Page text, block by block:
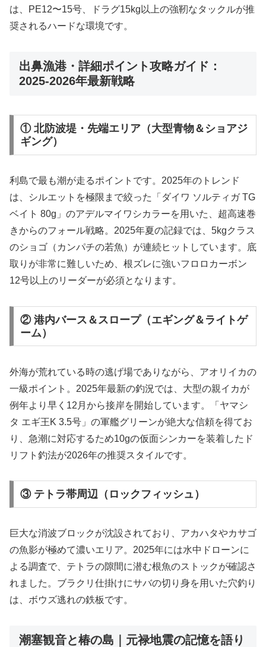
は、PE12〜15号、ドラグ15kg以上の強靭なタックルが推
奨されるハードな環境です。
出鼻漁港・詳細ポイント攻略ガイド：
2025-2026年最新戦略
① 北防波堤・先端エリア（大型青物＆ショアジ
ギング）
利島で最も潮が走るポイントです。2025年のトレンド
は、シルエットを極限まで絞った「ダイワ ソルティガ TG
ベイト 80g」のアデルマイワシカラーを用いた、超高速巻
きからのフォール戦略。2025年夏の記録では、5kgクラス
のショゴ（カンパチの若魚）が連続ヒットしています。底
取りが非常に難しいため、根ズレに強いフロロカーボン
12号以上のリーダーが必須となります。
② 港内バース＆スロープ（エギング＆ライトゲ
ーム）
外海が荒れている時の逃げ場でありながら、アオリイカの
一級ポイント。2025年最新の釣況では、大型の親イカが
例年より早く12月から接岸を開始しています。「ヤマシ
タ エギ王K 3.5号」の軍艦グリーンが絶大な信頼を得てお
り、急潮に対応するため10gの仮面シンカーを装着したド
リフト釣法が2026年の推奨スタイルです。
③ テトラ帯周辺（ロックフィッシュ）
巨大な消波ブロックが沈設されており、アカハタやカサゴ
の魚影が極めて濃いエリア。2025年には水中ドローンに
よる調査で、テトラの隙間に潜む根魚のストックが確認さ
れました。ブラクリ仕掛けにサバの切り身を用いた穴釣り
は、ボウズ逃れの鉄板です。
潮塞観音と椿の島｜元禄地震の記憶を語り